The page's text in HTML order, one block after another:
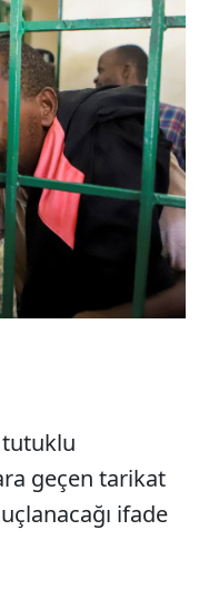
geçen tarikat
ifade